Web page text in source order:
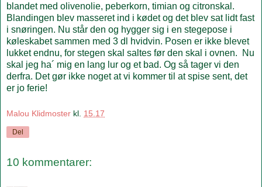
blandet med olivenolie, peberkorn, timian og citronskal.
Blandingen blev masseret ind i kødet og det blev sat lidt fast
i snøringen. Nu står den og hygger sig i en stegepose i
køleskabet sammen med 3 dl hvidvin. Posen er ikke blevet
lukket endnu, for stegen skal saltes før den skal i ovnen. Nu
skal jeg ha´ mig en lang lur og et bad. Og så tager vi den
derfra. Det gør ikke noget at vi kommer til at spise sent, det
er jo ferie!
Malou Klidmoster kl. 15.17
Del
10 kommentarer: